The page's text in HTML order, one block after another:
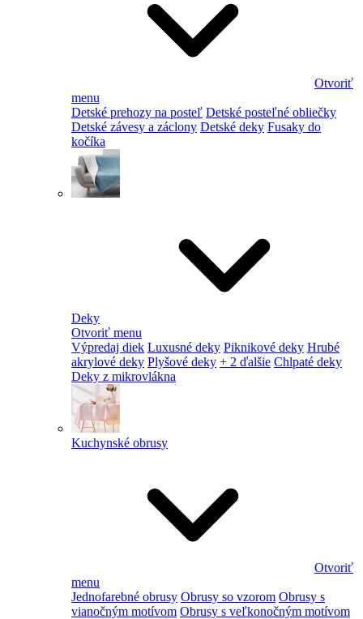
Otvoriť
menu
Detské prehozy na posteľ Detské posteľné obliečky
Detské závesy a záclony Detské deky Fusaky do
kočíka
Deky
Otvoriť menu
Výpredaj diek Luxusné deky Piknikové deky Hrubé
akrylové deky Plyšové deky + 2 ďalšie Chlpaté deky
Deky z mikrovlákna
Kuchynské obrusy
Otvoriť
menu
Jednofarebné obrusy Obrusy so vzorom Obrusy s
vianočným motívom Obrusy s veľkonočným motívom